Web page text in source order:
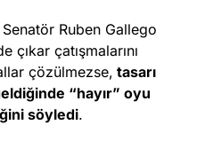
Ruben Gallego
çıkar çatışmalarını
çözülmezse, tasarı
“hayır” oyu
söyledi.